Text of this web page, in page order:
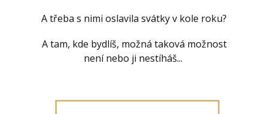
A třeba s nimi oslavila svátky v kole roku?
A tam, kde bydlíš, možná taková možnost
není nebo ji nestíháš...